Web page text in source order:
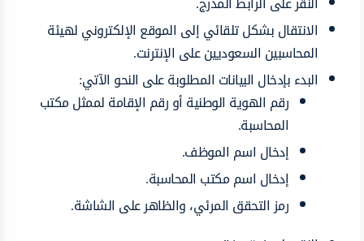
الانتقال بشكل تلقائي إلى الموقع الإلكتروني لهيئة
المحاسبين السعوديين على الإنترنت.
البدء بإدخال البيانات المطلوبة على النحو الآتي:
رقم الهوية الوطنية أو رقم الإقامة لممثل مكتب
المحاسبة.
إدخال اسم الموظف.
إدخال اسم مكتب المحاسبة.
رمز التحقق المرئي، والظاهر على الشاشة.